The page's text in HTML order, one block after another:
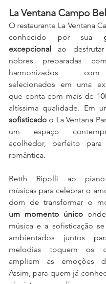
La Ventana Campo
O restaurante La Ventana
conhecido por sua
excepcional ao
nobres preparadas
harmonizados
selecionados em uma
que conta com mais de
altíssima qualidade. Em
sofisticado o La Ventana
um espaço
acolhedor, perfeito
romântica.
Betth Ripolli ao piano
músicas para celebrar o
um momento único
música e a sofisticação
ambientados juntos
melodias toquem os
ampliem as emoções
Assim, para quem já